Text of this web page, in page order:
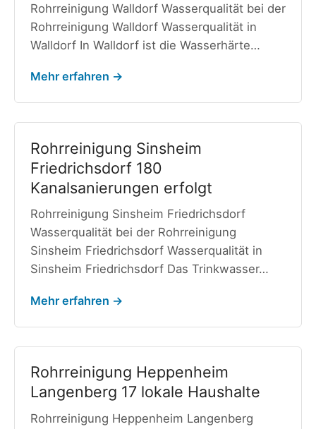
Rohrreinigung Walldorf Wasserqualität bei der
Rohrreinigung Walldorf Wasserqualität in
Walldorf In Walldorf ist die Wasserhärte…
Mehr erfahren →
Rohrreinigung Sinsheim
Friedrichsdorf 180
Kanalsanierungen erfolgt
Rohrreinigung Sinsheim Friedrichsdorf
Wasserqualität bei der Rohrreinigung
Sinsheim Friedrichsdorf Wasserqualität in
Sinsheim Friedrichsdorf Das Trinkwasser…
Mehr erfahren →
Rohrreinigung Heppenheim
Langenberg 17 lokale Haushalte
Rohrreinigung Heppenheim Langenberg